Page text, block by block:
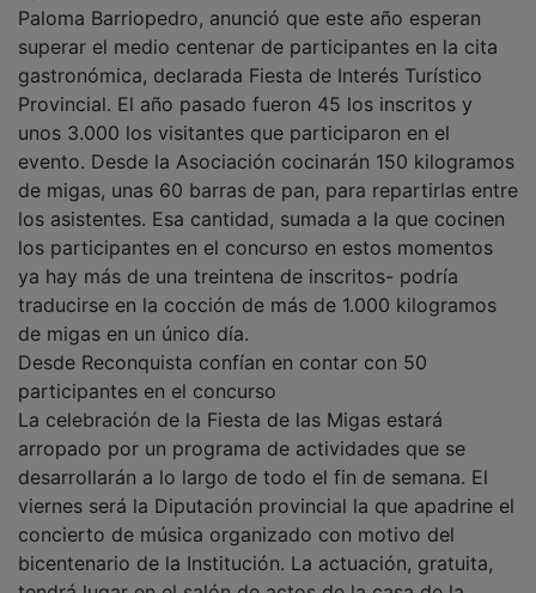
Paloma Barriopedro, anunció que este año esperan
superar el medio centenar de participantes en la cita
gastronómica, declarada Fiesta de Interés Turístico
Provincial. El año pasado fueron 45 los inscritos y
unos 3.000 los visitantes que participaron en el
evento. Desde la Asociación cocinarán 150 kilogramos
de migas, unas 60 barras de pan, para repartirlas entre
los asistentes. Esa cantidad, sumada a la que cocinen
los participantes en el concurso en estos momentos
ya hay más de una treintena de inscritos- podría
traducirse en la cocción de más de 1.000 kilogramos
de migas en un único día.
Desde Reconquista confían en contar con 50
participantes en el concurso
La celebración de la Fiesta de las Migas estará
arropado por un programa de actividades que se
desarrollarán a lo largo de todo el fin de semana. El
viernes será la Diputación provincial la que apadrine el
concierto de música organizado con motivo del
bicentenario de la Institución. La actuación, gratuita,